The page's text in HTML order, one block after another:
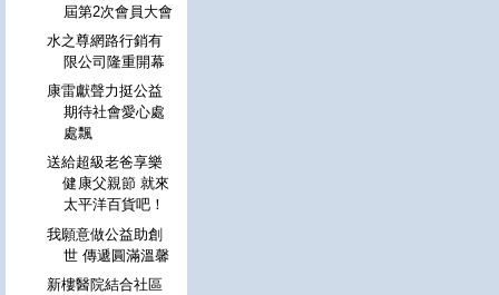
屆第2次會員大會
水之尊網路行銷有
限公司隆重開幕
康雷獻聲力挺公益
期待社會愛心處
處飄
送給超級老爸享樂
健康父親節 就來
太平洋百貨吧！
我願意做公益助創
世 傳遞圓滿溫馨
新樓醫院結合社區